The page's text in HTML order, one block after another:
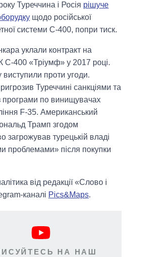
Туреччина і Росія рішуче
щодо російської
системи С-400, попри тиск.
уклали контракт на
С-400 «Тріумф» у 2017 році.
проти угоди.
Туреччині санкціями та
програми по винищувачах
F-35. Американський
Трамп згодом
загрожував турецькій владі
проблемами» після покупки
від редакції «Слово і
каналі Pics&Maps.
НА НАШ